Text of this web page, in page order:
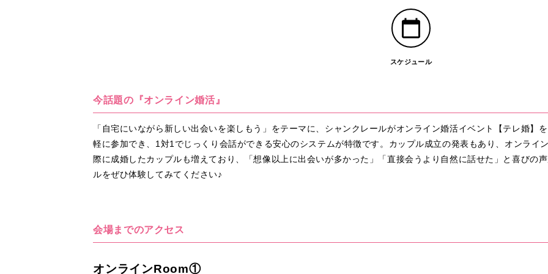
スケジュール
今話題の『オンライン婚活』
「自宅にいながら新しい出会いを楽しもう」をテーマに、シャンクレールがオンライン婚活イベント【テレ婚】
軽に参加でき、1対1でじっくり会話ができる安心のシステムが特徴です。カップル成立の発表もあり、オンライ
際に成婚したカップルも増えており、「想像以上に出会いが多かった」「直接会うより自然に話せた」と喜びの
ルをぜひ体験してみてください♪
会場までのアクセス
オンラインRoom①